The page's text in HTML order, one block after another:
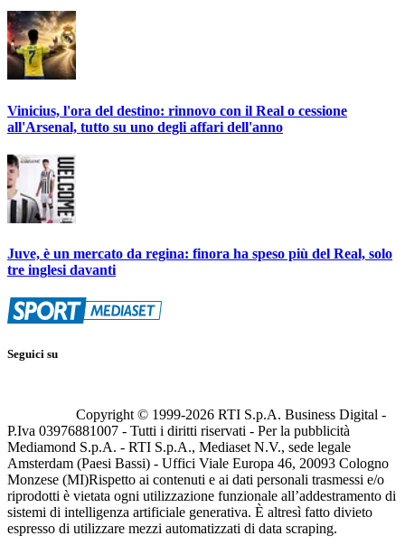
Vinicius, l'ora del destino: rinnovo con il Real o cessione
all'Arsenal, tutto su uno degli affari dell'anno
Juve, è un mercato da regina: finora ha speso più del Real, solo
tre inglesi davanti
Seguici su
Copyright © 1999-2026 RTI S.p.A. Business Digital -
P.Iva 03976881007 - Tutti i diritti riservati - Per la pubblicità
Mediamond S.p.A. - RTI S.p.A., Mediaset N.V., sede legale
Amsterdam (Paesi Bassi) - Uffici Viale Europa 46, 20093 Cologno
Monzese (MI)Rispetto ai contenuti e ai dati personali trasmessi e/o
riprodotti è vietata ogni utilizzazione funzionale all’addestramento di
sistemi di intelligenza artificiale generativa. È altresì fatto divieto
espresso di utilizzare mezzi automatizzati di data scraping.